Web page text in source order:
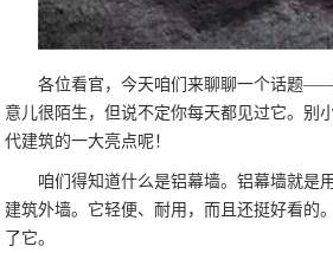
各位看官，今天咱们来聊聊一个话题
意儿很陌生，但说不定你每天都见过它。别
代建筑的一大亮点呢！
咱们得知道什么是铝幕墙。铝幕墙就是
建筑外墙。它轻便、耐用，而且还挺好看的
了它。